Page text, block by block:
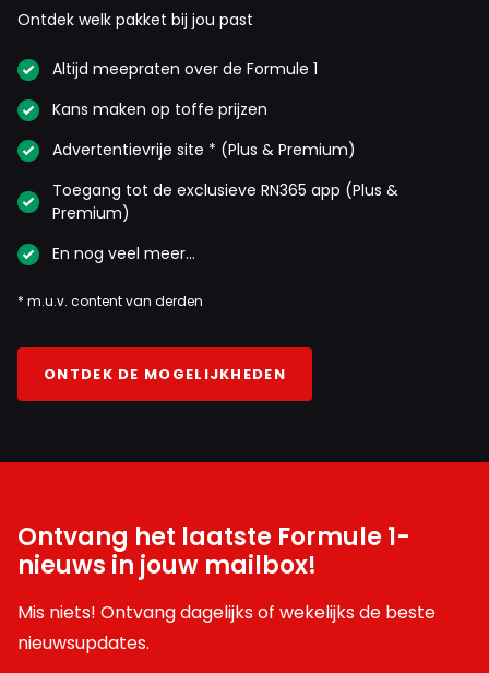
Ontdek welk pakket bij jou past
Altijd meepraten over de Formule 1
Kans maken op toffe prijzen
Advertentievrije site * (Plus & Premium)
Toegang tot de exclusieve RN365 app (Plus &
Premium)
En nog veel meer…
* m.u.v. content van derden
ONTDEK DE MOGELIJKHEDEN
Ontvang het laatste Formule 1-
nieuws in jouw mailbox!
Mis niets! Ontvang dagelijks of wekelijks de beste
nieuwsupdates.